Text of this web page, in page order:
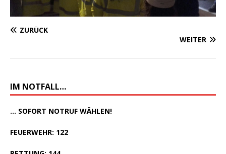
ZURÜCK
WEITER
IM NOTFALL…
... SOFORT NOTRUF WÄHLEN!
FEUERWEHR: 122